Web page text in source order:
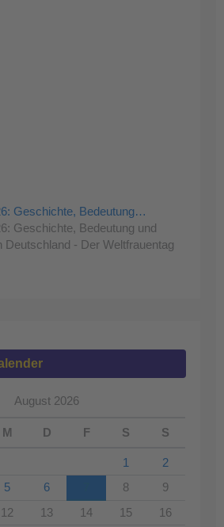
Geschichte, Bedeutung…
Geschichte, Bedeutung und
Deutschland - Der Weltfrauentag
August 2026
M D F S S
1
2
5 6 8
9
12 13 14 15
16